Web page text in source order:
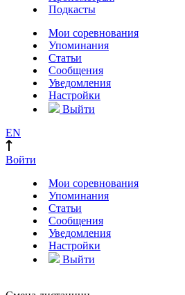
Подкасты
Мои соревнования
Упоминания
Статьи
Сообщения
Уведомления
Настройки
Выйти
EN
Войти
Мои соревнования
Упоминания
Статьи
Сообщения
Уведомления
Настройки
Выйти